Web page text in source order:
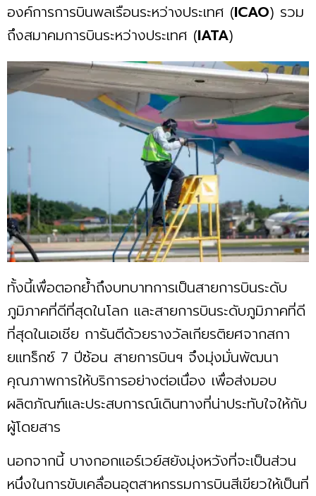
องค์การการบินพลเรือนระหว่างประเทศ (ICAO) รวม
ถึงสมาคมการบินระหว่างประเทศ (IATA)
ทั้งนี้เพื่อตอกย้ำถึงบทบาทการเป็นสายการบินระดับ
ภูมิภาคที่ดีที่สุดในโลก และสายการบินระดับภูมิภาคที่ดี
ที่สุดในเอเชีย การันตีด้วยรางวัลเกียรติยศจากสกา
ยแทร็กซ์ 7 ปีซ้อน สายการบินฯ จึงมุ่งมั่นพัฒนา
คุณภาพการให้บริการอย่างต่อเนื่อง เพื่อส่งมอบ
ผลิตภัณฑ์และประสบการณ์เดินทางที่น่าประทับใจให้กับ
ผู้โดยสาร
นอกจากนี้ บางกอกแอร์เวย์สยังมุ่งหวังที่จะเป็นส่วน
หนึ่งในการขับเคลื่อนอุตสาหกรรมการบินสีเขียวให้เป็นที่